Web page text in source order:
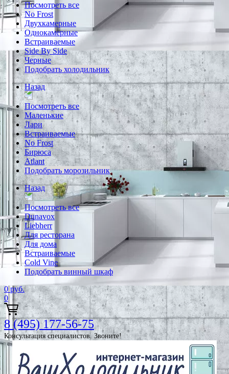
Посмотреть все
No Frost
Двухкамерные
Однокамерные
Встраиваемые
Side By Side
Черные
Подобрать холодильник
Назад
Посмотреть все
Маленькие
Лари
Встраиваемые
No Frost
Бирюса
Atlant
Подобрать морозильник
Назад
Посмотреть все
Dunavox
Liebherr
Для ресторана
Для дома
Встраиваемые
Cold Vine
Подобрать винный шкаф
0 руб.
0
8 (495) 177-56-75
Консультация специалистов. Звоните!